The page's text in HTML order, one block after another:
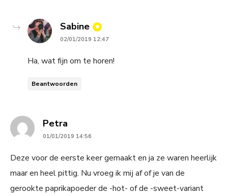
Sabine says:
02/01/2019 12:47
Ha, wat fijn om te horen!
Beantwoorden
Petra
01/01/2019 14:56
Deze voor de eerste keer gemaakt en ja ze waren heerlijk
maar en heel pittig. Nu vroeg ik mij af of je van de
gerookte paprikapoeder de -hot- of de -sweet-variant